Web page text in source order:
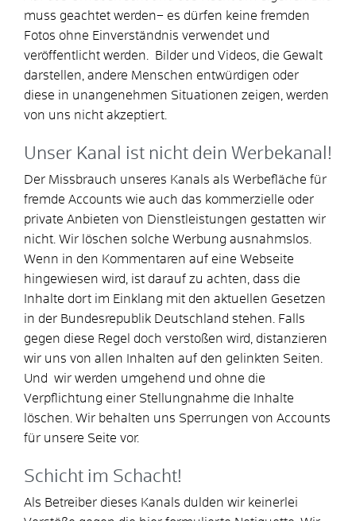
muss geachtet werden– es dürfen keine fremden
Fotos ohne Einverständnis verwendet und
veröffentlicht werden. Bilder und Videos, die Gewalt
darstellen, andere Menschen entwürdigen oder
diese in unangenehmen Situationen zeigen, werden
von uns nicht akzeptiert.
Unser Kanal ist nicht dein Werbekanal!
Der Missbrauch unseres Kanals als Werbefläche für
fremde Accounts wie auch das kommerzielle oder
private Anbieten von Dienstleistungen gestatten wir
nicht. Wir löschen solche Werbung ausnahmslos.
Wenn in den Kommentaren auf eine Webseite
hingewiesen wird, ist darauf zu achten, dass die
Inhalte dort im Einklang mit den aktuellen Gesetzen
in der Bundesrepublik Deutschland stehen. Falls
gegen diese Regel doch verstoßen wird, distanzieren
wir uns von allen Inhalten auf den gelinkten Seiten.
Und wir werden umgehend und ohne die
Verpflichtung einer Stellungnahme die Inhalte
löschen. Wir behalten uns Sperrungen von Accounts
für unsere Seite vor.
Schicht im Schacht!
Als Betreiber dieses Kanals dulden wir keinerlei